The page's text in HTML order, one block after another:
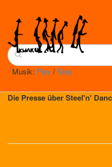
Musik: Play /Stop
Die Presse über Steel'n'